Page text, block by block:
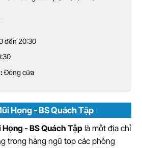
đến 20:30
Đóng cửa
Họng - BS Quách Tập
- BS Quách Tập là một địa chỉ
trong hàng ngũ top các phòng